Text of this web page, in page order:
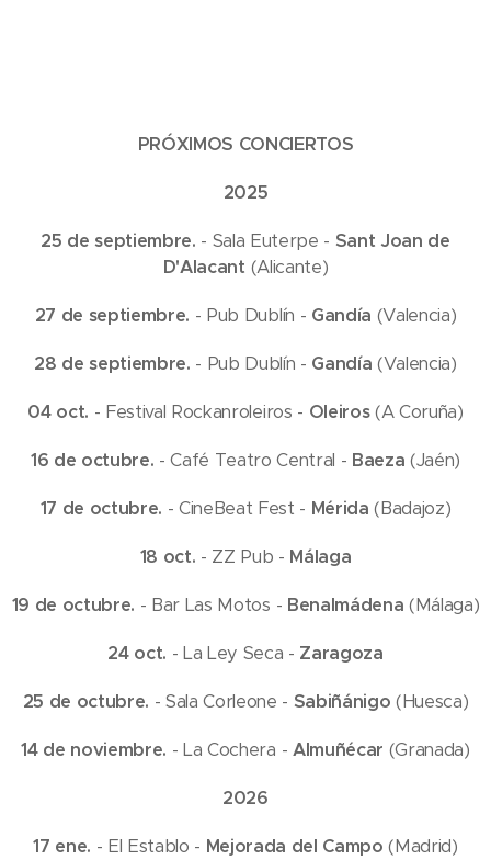
PRÓXIMOS CONCIERTOS
2025
25 de septiembre. - Sala Euterpe - Sant Joan de
D'Alacant (Alicante)
27 de septiembre. - Pub Dublín - Gandía (Valencia)
28 de septiembre. - Pub Dublín - Gandía (Valencia)
04 oct. - Festival Rockanroleiros - Oleiros(A Coruña)
16 de octubre. - Café Teatro Central - Baeza (Jaén)
17 de octubre. - CineBeat Fest - Mérida (Badajoz)
18 oct. - ZZ Pub - Málaga
19 de octubre. - Bar Las Motos - Benalmádena (Málaga)
24 oct. - La Ley Seca - Zaragoza
25 de octubre. - Sala Corleone - Sabiñánigo (Huesca)
14 de noviembre. - La Cochera - Almuñécar (Granada)
2026
17 ene. - El Establo - Mejorada del Campo (Madrid)